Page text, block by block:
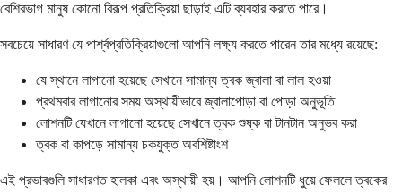
বেশিরভাগ মানুষ কোনো বিরূপ প্রতিক্রিয়া ছাড়াই এটি ব্যবহার করতে পারে।
সবচেয়ে সাধারণ যে পার্শ্বপ্রতিক্রিয়াগুলো আপনি লক্ষ্য করতে পারেন তার মধ্যে রয়েছে:
যে স্থানে লাগানো হয়েছে সেখানে সামান্য ত্বক জ্বালা বা লাল হওয়া
প্রথমবার লাগানোর সময় অস্থায়ীভাবে জ্বালাপোড়া বা পোড়া অনুভূতি
লোশনটি যেখানে লাগানো হয়েছে সেখানে ত্বক শুষ্ক বা টানটান অনুভব করা
ত্বক বা কাপড়ে সামান্য চকযুক্ত অবশিষ্টাংশ
এই প্রভাবগুলি সাধারণত হালকা এবং অস্থায়ী হয়। আপনি লোশনটি ধুয়ে ফেললে ত্বকের